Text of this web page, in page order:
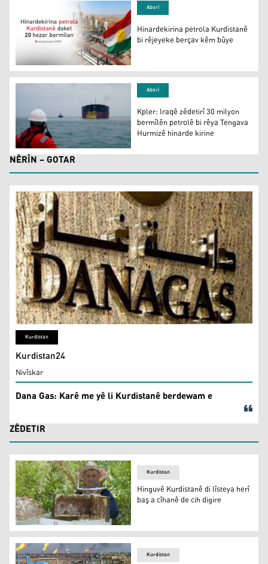
Hinardekirina petrola Kurdistanê bi rêjeyeke berçav
Aborî
Hinardekirina petrola Kurdistanê
bi rêjeyeke berçav kêm bûye
Kpler: Iraqê zêdetirî 30 milyon bermîlên petrolê bi rêya
Aborî
Kpler: Iraqê zêdetirî 30 milyon
bermîlên petrolê bi rêya Tengava
Hurmizê hinarde kirine
NÊRÎN – GOTAR
Kurdistan24
Nivîskar
Dana Gas: Karê me yê li Kurdistanê berdewam e
Kurdistan
ZÊDETIR
Kurdistan
Hinguvê Kurdistanê di lîsteya herî
baş a cîhanê de cih digire
Kurdistan